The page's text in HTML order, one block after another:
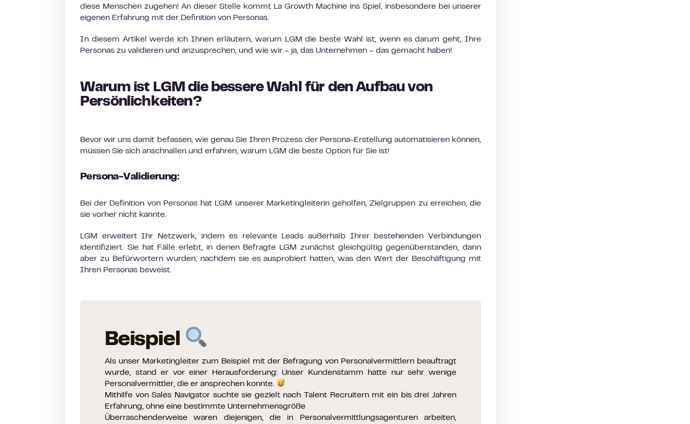
diese Menschen zugehen! An dieser Stelle kommt La Growth Machine ins Spiel, insbesondere bei unserer
eigenen Erfahrung mit der Definition von Personas.
In diesem Artikel werde ich Ihnen erläutern, warum LGM die beste Wahl ist, wenn es darum geht, Ihre
Personas zu validieren und anzusprechen, und wie wir – ja, das Unternehmen – das gemacht haben!
Warum ist LGM die bessere Wahl für den Aufbau von
Persönlichkeiten?
Bevor wir uns damit befassen, wie genau Sie Ihren Prozess der Persona-Erstellung automatisieren können,
müssen Sie sich anschnallen und erfahren, warum LGM die beste Option für Sie ist!
Persona-Validierung:
Bei der Definition von Personas hat LGM unserer Marketingleiterin geholfen, Zielgruppen zu erreichen, die
sie vorher nicht kannte.
LGM erweitert Ihr Netzwerk, indem es relevante Leads außerhalb Ihrer bestehenden Verbindungen
identifiziert. Sie hat Fälle erlebt, in denen Befragte LGM zunächst gleichgültig gegenüberstanden, dann
aber zu Befürwortern wurden, nachdem sie es ausprobiert hatten, was den Wert der Beschäftigung mit
Ihren Personas beweist.
Beispiel
Als unser Marketingleiter zum Beispiel mit der Befragung von Personalvermittlern beauftragt
wurde, stand er vor einer Herausforderung: Unser Kundenstamm hatte nur sehr wenige
Personalvermittler, die er ansprechen konnte.
Mithilfe von Sales Navigator suchte sie gezielt nach Talent Recruitern mit ein bis drei Jahren
Erfahrung, ohne eine bestimmte Unternehmensgröße
Überraschenderweise waren diejenigen, die in Personalvermittlungsagenturen arbeiten,